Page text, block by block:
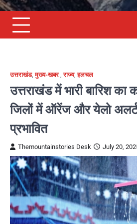
उत्तराखंड,मुख्य-खबर,राज्य,हलचल
उत्तराखंड में भारी बारिश का
जिलों में ऑरेंज और येलो
प्रभावित
Themountainstories Desk July 20,